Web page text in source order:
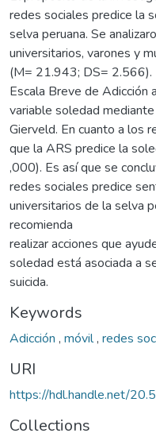
redes sociales predice la
selva peruana. Se
universitarios, varones y
(M= 21.943; DS= 2.566).
Escala Breve de Adicción
variable soledad
Gierveld. En cuanto a los
que la ARS predice la
,000). Es así que se
redes sociales predice
universitarios de la selva
recomienda
realizar acciones que
soledad está asociada a
suicida.
Keywords
Adicción , móvil, redes
URI
https://hdl.handle.net/
Collections